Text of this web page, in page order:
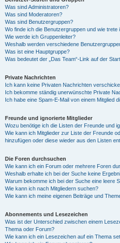
Was sind Administratoren?
Was sind Moderatoren?
Was sind Benutzergruppen?
Wo finde ich die Benutzergruppen und wie trete
Wie werde ich Gruppenleiter?
Weshalb werden verschiedene
Was ist eine Hauptgruppe?
Was bedeutet der „Das Team“-Link auf der
Private Nachrichten
Ich kann keine Privaten Nachrichten
Ich bekomme ständig unerwünschte Private
Ich habe eine Spam-E-Mail von einem Mitglied
Freunde und ignorierte Mitglieder
Wozu benötige ich die Listen der Freunde und
Wie kann ich Mitglieder zur Liste der Freunde
hinzufügen oder diese wieder aus den Listen
Die Foren durchsuchen
Wie kann ich ein Forum oder mehrere Foren
Weshalb erhalte ich bei der Suche keine
Warum bekomme ich bei der Suche eine leere
Wie kann ich nach Mitgliedern suchen?
Wie kann ich meine eigenen Beiträge und
Abonnements und Lesezeichen
Was ist der Unterschied zwischen einem
Thema oder Forum?
Wie kann ich ein Lesezeichen auf ein Thema